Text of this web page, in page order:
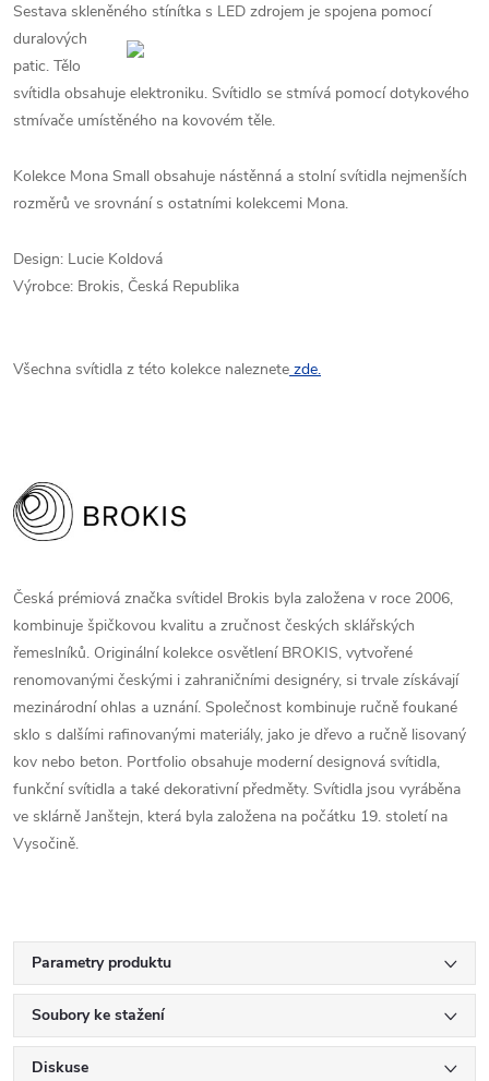
Sestava skleněného stínítka s LED zdrojem je spojena pomocí
duralových
patic. Tělo
svítidla obsahuje elektroniku. Svítidlo se stmívá pomocí dotykového
stmívače umístěného na kovovém těle.
Kolekce Mona Small obsahuje nástěnná a stolní svítidla nejmenších
rozměrů ve srovnání s ostatními kolekcemi Mona.
Design: Lucie Koldová
Výrobce: Brokis, Česká Republika
Všechna svítidla z této kolekce naleznete zde.
Česká prémiová značka svítidel Brokis byla založena v roce 2006,
kombinuje špičkovou kvalitu a zručnost českých sklářských
řemeslníků. Originální kolekce osvětlení BROKIS, vytvořené
renomovanými českými i zahraničními designéry, si trvale získávají
mezinárodní ohlas a uznání. Společnost kombinuje ručně foukané
sklo s dalšími rafinovanými materiály, jako je dřevo a ručně lisovaný
kov nebo beton. Portfolio obsahuje moderní designová svítidla,
funkční svítidla a také dekorativní předměty. Svítidla jsou vyráběna
ve sklárně Janštejn, která byla založena na počátku 19. století na
Vysočině.
Parametry produktu
Soubory ke stažení
Diskuse